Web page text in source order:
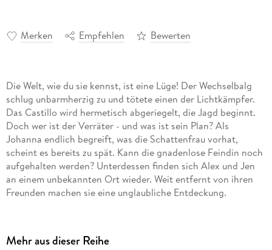
Merken Empfehlen Bewerten
Die Welt, wie du sie kennst, ist eine Lüge! Der Wechselbalg
schlug unbarmherzig zu und tötete einen der Lichtkämpfer.
Das Castillo wird hermetisch abgeriegelt, die Jagd beginnt.
Doch wer ist der Verräter - und was ist sein Plan? Als
Johanna endlich begreift, was die Schattenfrau vorhat,
scheint es bereits zu spät. Kann die gnadenlose Feindin noch
aufgehalten werden? Unterdessen finden sich Alex und Jen
an einem unbekannten Ort wieder. Weit entfernt von ihren
Freunden machen sie eine unglaubliche Entdeckung.
Lichts - Johanna von Orleans, Leonardo da Vinci, und weitere
Größen der Menschheitsgeschichte - stellen sich gegen das
Mehr aus dieser Reihe